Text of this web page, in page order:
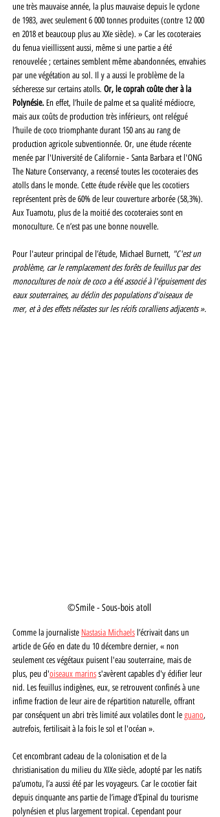
une très mauvaise année, la plus mauvaise depuis le cyclone
de 1983, avec seulement 6 000 tonnes produites (contre 12 000
en 2018 et beaucoup plus au XXe siècle). » Car les cocoteraies
du fenua vieillissent aussi, même si une partie a été
renouvelée ; certaines semblent même abandonnées, envahies
par une végétation au sol. Il y a aussi le problème de la
sécheresse sur certains atolls. Or, le coprah coûte cher à la
Polynésie. En effet, l’huile de palme et sa qualité médiocre,
mais aux coûts de production très inférieurs, ont relégué
l’huile de coco triomphante durant 150 ans au rang de
production agricole subventionnée. Or, une étude récente
menée par l'Université de Californie - Santa Barbara et l'ONG
The Nature Conservancy, a recensé toutes les cocoteraies des
atolls dans le monde. Cette étude révèle que les cocotiers
représentent près de 60% de leur couverture arborée (58,3%).
Aux Tuamotu, plus de la moitié des cocoteraies sont en
monoculture. Ce n’est pas une bonne nouvelle.
Pour l'auteur principal de l’étude, Michael Burnett, "C'est un
problème, car le remplacement des forêts de feuillus par des
monocultures de noix de coco a été associé à l'épuisement des
eaux souterraines, au déclin des populations d'oiseaux de
mer, et à des effets néfastes sur les récifs coralliens adjacents ».
©Smile - Sous-bois atoll
Comme la journaliste Nastasia Michaels l’écrivait dans un
article de Géo en date du 10 décembre dernier, « non
seulement ces végétaux puisent l'eau souterraine, mais de
plus, peu d'oiseaux marins s'avèrent capables d'y édifier leur
nid. Les feuillus indigènes, eux, se retrouvent confinés à une
infime fraction de leur aire de répartition naturelle, offrant
par conséquent un abri très limité aux volatiles dont le guano,
autrefois, fertilisait à la fois le sol et l'océan ».
Cet encombrant cadeau de la colonisation et de la
christianisation du milieu du XIXe siècle, adopté par les natifs
pa’umotu, l’a aussi été par les voyageurs. Car le cocotier fait
depuis cinquante ans partie de l’image d’Epinal du tourisme
polynésien et plus largement tropical. Cependant pour